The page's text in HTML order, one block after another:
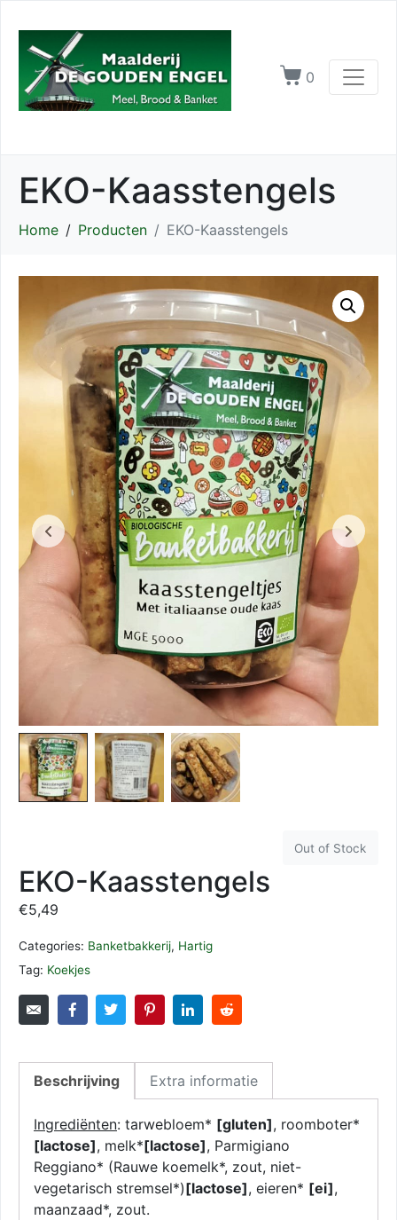
0
EKO-Kaasstengels
Home Producten EKO-Kaasstengels
Out of Stock
EKO-Kaasstengels
€5,49
Categories: Banketbakkerij, Hartig
Tag: Koekjes
Beschrijving Extra informatie
Ingrediënten: tarwebloem* [gluten], roomboter*
[lactose], melk*[lactose], Parmigiano
Reggiano* (Rauwe koemelk*, zout, niet-
vegetarisch stremsel*)[lactose], eieren* [ei],
maanzaad*, zout.